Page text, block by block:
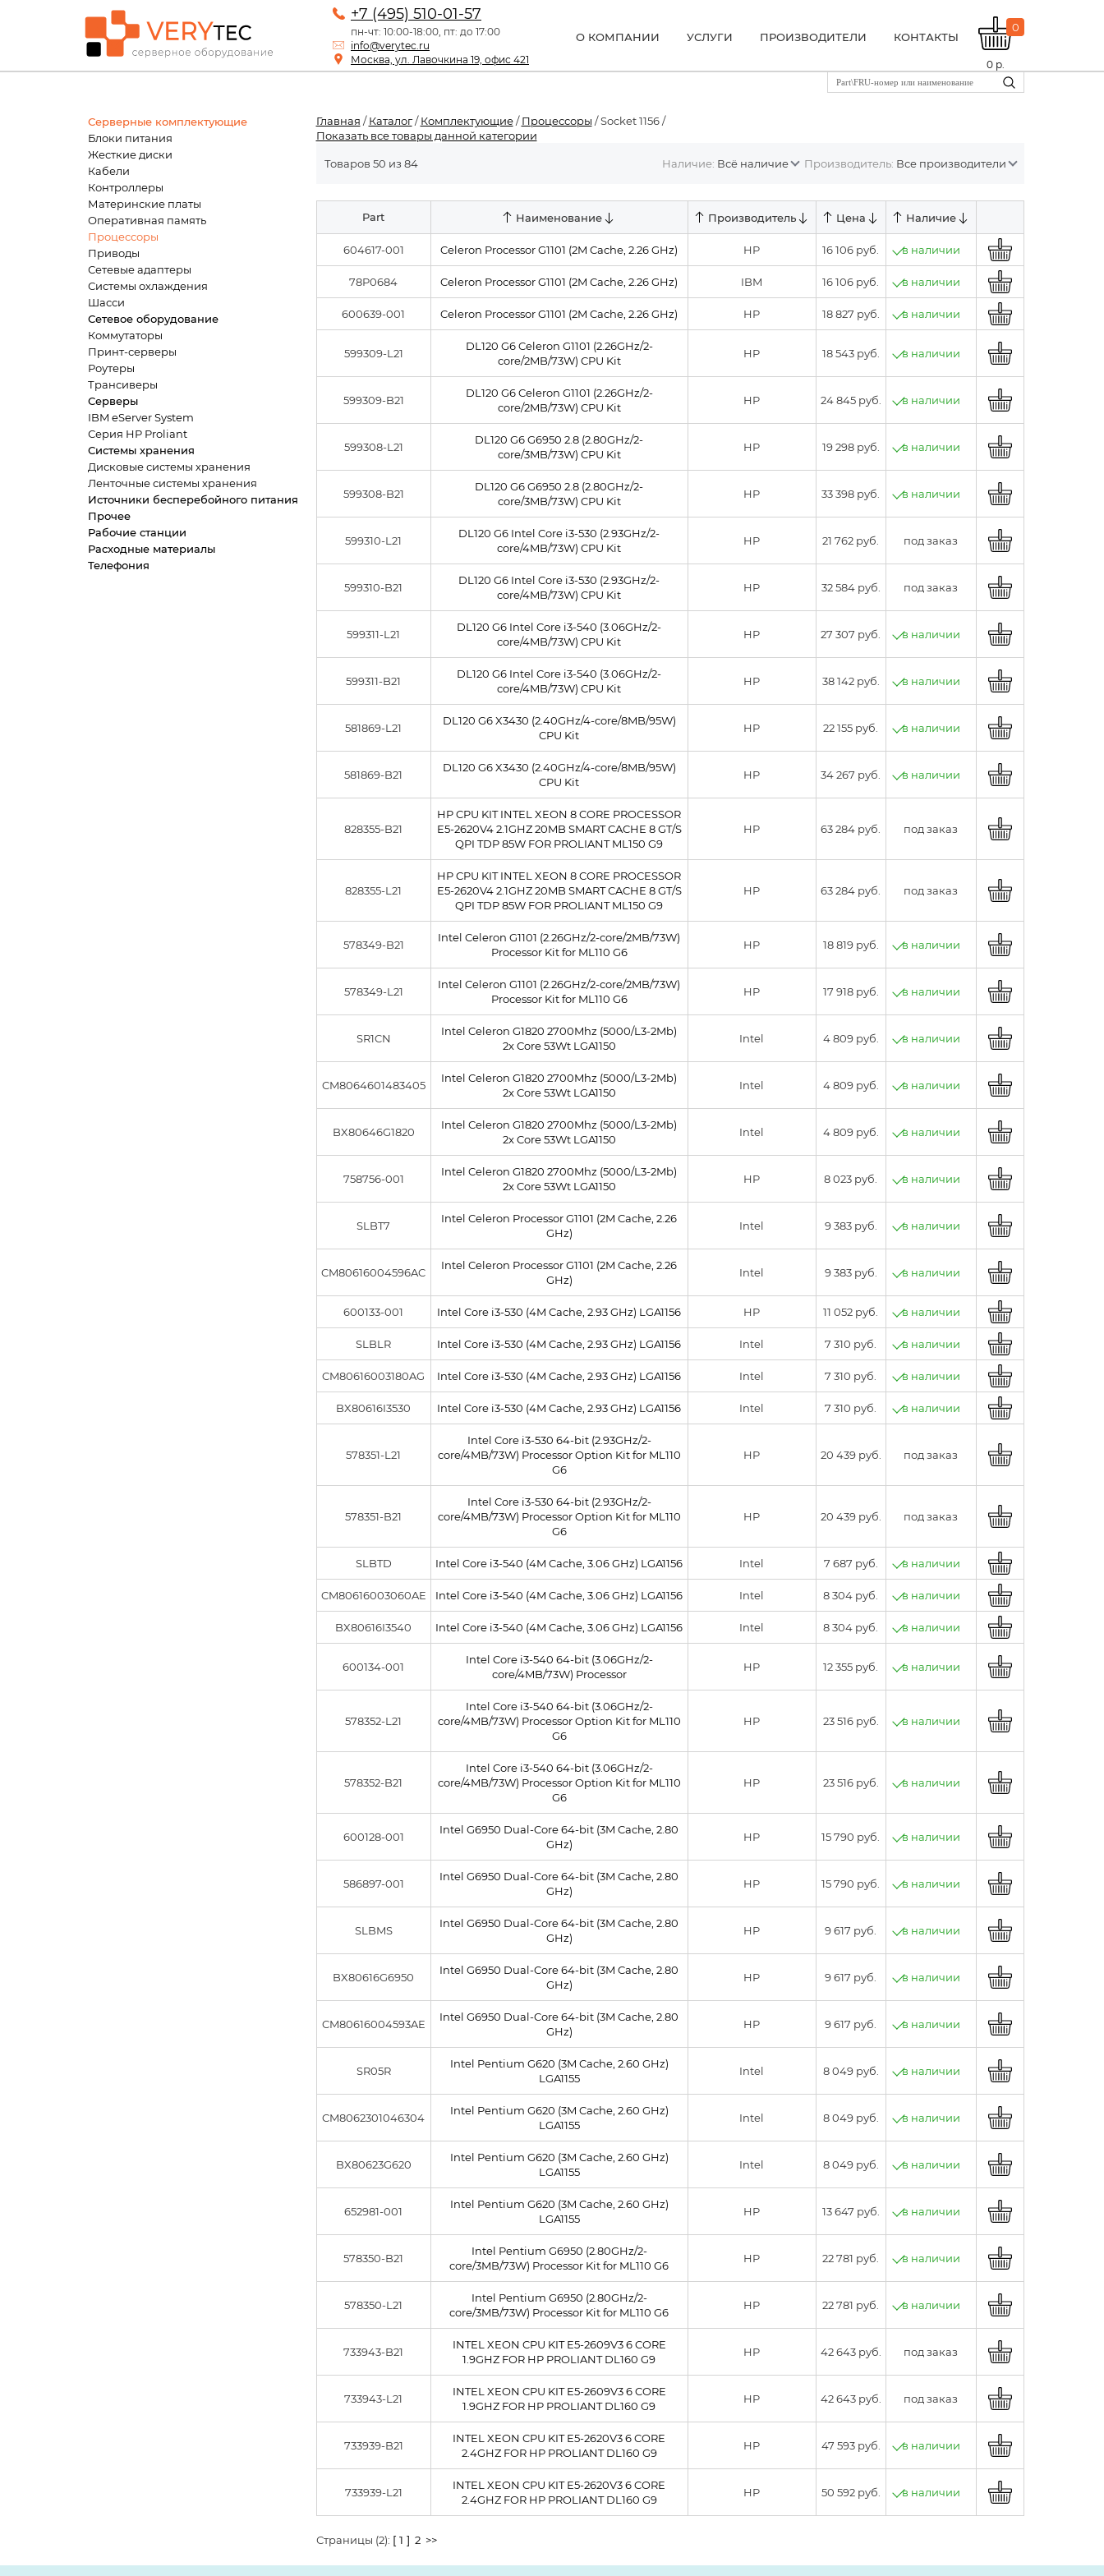
+7 (495) 510-01-57
пн-чт: 10:00-18:00, пт: до 17:00
info@verytec.ru
Москва, ул. Лавочкина 19, офис 421
О КОМПАНИИ УСЛУГИ ПРОИЗВОДИТЕЛИ КОНТАКТЫ
0
0 р.
Серверные комплектующие
Блоки питания
Жесткие диски
Кабели
Контроллеры
Материнские платы
Оперативная память
Процессоры
Приводы
Сетевые адаптеры
Системы охлаждения
Шасси
Сетевое оборудование
Коммутаторы
Принт-серверы
Роутеры
Трансиверы
Серверы
IBM eServer System
Серия HP Proliant
Системы хранения
Дисковые системы хранения
Ленточные системы хранения
Источники бесперебойного питания
Прочее
Рабочие станции
Расходные материалы
Телефония
Главная /Каталог/Комплектующие/Процессоры / Socket 1156 /
Показать все товары данной категории
Товаров 50 из 84 Наличие: Всё наличие Производитель: Все производители
Part Наименование Производитель Цена Наличие
604617-001 Celeron Processor G1101 (2M Cache, 2.26 GHz) HP 16 106 руб. в наличии
78P0684 Celeron Processor G1101 (2M Cache, 2.26 GHz) IBM 16 106 руб. в наличии
600639-001 Celeron Processor G1101 (2M Cache, 2.26 GHz) HP 18 827 руб. в наличии
599309-L21
DL120 G6 Celeron G1101 (2.26GHz/2-
core/2MB/73W) CPU Kit
HP 18 543 руб. в наличии
599309-B21
DL120 G6 Celeron G1101 (2.26GHz/2-
core/2MB/73W) CPU Kit
HP 24 845 руб. в наличии
599308-L21
DL120 G6 G6950 2.8 (2.80GHz/2-
core/3MB/73W) CPU Kit
HP 19 298 руб. в наличии
599308-B21
DL120 G6 G6950 2.8 (2.80GHz/2-
core/3MB/73W) CPU Kit
HP 33 398 руб. в наличии
599310-L21
DL120 G6 Intel Core i3-530 (2.93GHz/2-
core/4MB/73W) CPU Kit
HP 21 762 руб. под заказ
599310-B21
DL120 G6 Intel Core i3-530 (2.93GHz/2-
core/4MB/73W) CPU Kit
HP 32 584 руб. под заказ
599311-L21
DL120 G6 Intel Core i3-540 (3.06GHz/2-
core/4MB/73W) CPU Kit
HP 27 307 руб. в наличии
599311-B21
DL120 G6 Intel Core i3-540 (3.06GHz/2-
core/4MB/73W) CPU Kit
HP 38 142 руб. в наличии
581869-L21
DL120 G6 X3430 (2.40GHz/4-core/8MB/95W)
CPU Kit
HP 22 155 руб. в наличии
581869-B21
DL120 G6 X3430 (2.40GHz/4-core/8MB/95W)
CPU Kit
HP 34 267 руб. в наличии
828355-B21
HP CPU KIT INTEL XEON 8 CORE PROCESSOR
E5-2620V4 2.1GHZ 20MB SMART CACHE 8 GT/S
QPI TDP 85W FOR PROLIANT ML150 G9
HP 63 284 руб. под заказ
828355-L21
HP CPU KIT INTEL XEON 8 CORE PROCESSOR
E5-2620V4 2.1GHZ 20MB SMART CACHE 8 GT/S
QPI TDP 85W FOR PROLIANT ML150 G9
HP 63 284 руб. под заказ
578349-B21
Intel Celeron G1101 (2.26GHz/2-core/2MB/73W)
Processor Kit for ML110 G6
HP 18 819 руб. в наличии
578349-L21
Intel Celeron G1101 (2.26GHz/2-core/2MB/73W)
Processor Kit for ML110 G6
HP 17 918 руб. в наличии
SR1CN
Intel Celeron G1820 2700Mhz (5000/L3-2Mb)
2x Core 53Wt LGA1150
Intel 4 809 руб. в наличии
CM8064601483405
Intel Celeron G1820 2700Mhz (5000/L3-2Mb)
2x Core 53Wt LGA1150
Intel 4 809 руб. в наличии
BX80646G1820
Intel Celeron G1820 2700Mhz (5000/L3-2Mb)
2x Core 53Wt LGA1150
Intel 4 809 руб. в наличии
758756-001
Intel Celeron G1820 2700Mhz (5000/L3-2Mb)
2x Core 53Wt LGA1150
HP 8 023 руб. в наличии
SLBT7
Intel Celeron Processor G1101 (2M Cache, 2.26
GHz)
Intel 9 383 руб. в наличии
CM80616004596AC
Intel Celeron Processor G1101 (2M Cache, 2.26
GHz)
Intel 9 383 руб. в наличии
600133-001 Intel Core i3-530 (4M Cache, 2.93 GHz) LGA1156 HP 11 052 руб. в наличии
SLBLR Intel Core i3-530 (4M Cache, 2.93 GHz) LGA1156 Intel 7 310 руб. в наличии
CM80616003180AG Intel Core i3-530 (4M Cache, 2.93 GHz) LGA1156 Intel 7 310 руб. в наличии
BX80616I3530 Intel Core i3-530 (4M Cache, 2.93 GHz) LGA1156 Intel 7 310 руб. в наличии
578351-L21
Intel Core i3-530 64-bit (2.93GHz/2-
core/4MB/73W) Processor Option Kit for ML110
G6
HP 20 439 руб. под заказ
578351-B21
Intel Core i3-530 64-bit (2.93GHz/2-
core/4MB/73W) Processor Option Kit for ML110
G6
HP 20 439 руб. под заказ
SLBTD Intel Core i3-540 (4M Cache, 3.06 GHz) LGA1156 Intel 7 687 руб. в наличии
CM80616003060AE Intel Core i3-540 (4M Cache, 3.06 GHz) LGA1156 Intel 8 304 руб. в наличии
BX80616I3540 Intel Core i3-540 (4M Cache, 3.06 GHz) LGA1156 Intel 8 304 руб. в наличии
600134-001
Intel Core i3-540 64-bit (3.06GHz/2-
core/4MB/73W) Processor
HP 12 355 руб. в наличии
578352-L21
Intel Core i3-540 64-bit (3.06GHz/2-
core/4MB/73W) Processor Option Kit for ML110
G6
HP 23 516 руб. в наличии
578352-B21
Intel Core i3-540 64-bit (3.06GHz/2-
core/4MB/73W) Processor Option Kit for ML110
G6
HP 23 516 руб. в наличии
600128-001
Intel G6950 Dual-Core 64-bit (3M Cache, 2.80
GHz)
HP 15 790 руб. в наличии
586897-001
Intel G6950 Dual-Core 64-bit (3M Cache, 2.80
GHz)
HP 15 790 руб. в наличии
SLBMS
Intel G6950 Dual-Core 64-bit (3M Cache, 2.80
GHz)
HP 9 617 руб. в наличии
BX80616G6950
Intel G6950 Dual-Core 64-bit (3M Cache, 2.80
GHz)
HP 9 617 руб. в наличии
CM80616004593AE
Intel G6950 Dual-Core 64-bit (3M Cache, 2.80
GHz)
HP 9 617 руб. в наличии
SR05R
Intel Pentium G620 (3M Cache, 2.60 GHz)
LGA1155
Intel 8 049 руб. в наличии
CM8062301046304
Intel Pentium G620 (3M Cache, 2.60 GHz)
LGA1155
Intel 8 049 руб. в наличии
BX80623G620
Intel Pentium G620 (3M Cache, 2.60 GHz)
LGA1155
Intel 8 049 руб. в наличии
652981-001
Intel Pentium G620 (3M Cache, 2.60 GHz)
LGA1155
HP 13 647 руб. в наличии
578350-B21
Intel Pentium G6950 (2.80GHz/2-
core/3MB/73W) Processor Kit for ML110 G6
HP 22 781 руб. в наличии
578350-L21
Intel Pentium G6950 (2.80GHz/2-
core/3MB/73W) Processor Kit for ML110 G6
HP 22 781 руб. в наличии
733943-B21
INTEL XEON CPU KIT E5-2609V3 6 CORE
1.9GHZ FOR HP PROLIANT DL160 G9
HP 42 643 руб. под заказ
733943-L21
INTEL XEON CPU KIT E5-2609V3 6 CORE
1.9GHZ FOR HP PROLIANT DL160 G9
HP 42 643 руб. под заказ
733939-B21
INTEL XEON CPU KIT E5-2620V3 6 CORE
2.4GHZ FOR HP PROLIANT DL160 G9
HP 47 593 руб. в наличии
733939-L21
INTEL XEON CPU KIT E5-2620V3 6 CORE
2.4GHZ FOR HP PROLIANT DL160 G9
HP 50 592 руб. в наличии
Страницы (2): [ 1 ] 2 >>